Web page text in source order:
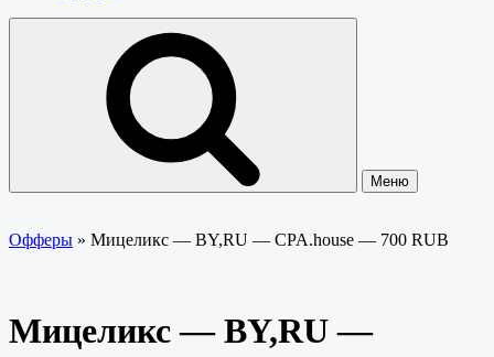
Меню
Офферы » Мицеликс — BY,RU — CPA.house — 700 RUB
Мицеликс — BY,RU —